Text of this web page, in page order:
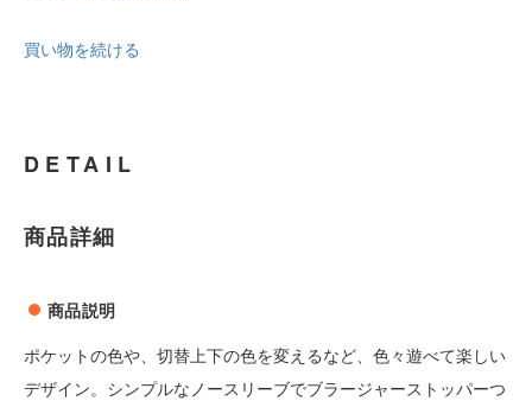
買い物を続ける
DETAIL
商品詳細
商品説明
ポケットの色や、切替上下の色を変えるなど、色々遊べて楽しい
デザイン。シンプルなノースリーブでブラージャーストッパーつ